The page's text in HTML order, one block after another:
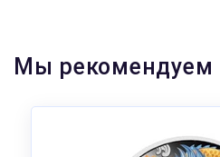
Мы рекомендуем